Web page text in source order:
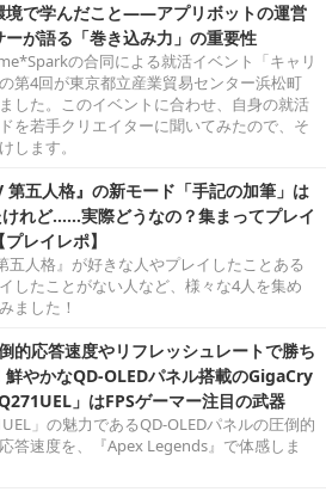
境で学んだこと――アプリボットの運営
ーが語る「巻き込み力」の重要性
の合同による就活イベント「キャリ
第4回が東京都立産業貿易センター浜松町
した。このイベントに合わせ、自身の就活
を若手クリエイターに聞いてみたので、そ
します。
第五人格』の新モード「手記の加筆」は
れど……実際どうなの？集まってプレイ
レイレポ】
五人格』が好きな人やプレイしたことある
したことがない人など、様々な4人を集め
ました！
的応答速度やリフレッシュレートで勝ち
鮮やかなQD-OLEDパネル搭載のGigaCry
」はFPSゲーマー注目の武器
」の魅力であるQD-OLEDパネルの圧倒的
答速度を、『Apex Legends』で体感しま